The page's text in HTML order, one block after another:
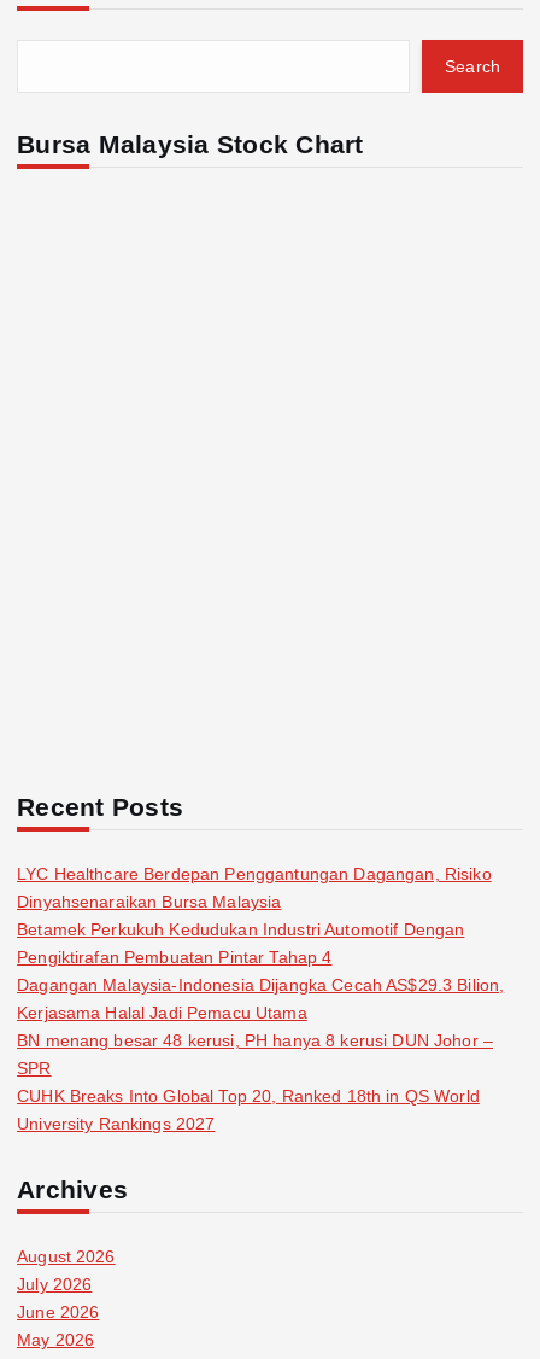
Search
Bursa Malaysia Stock Chart
Recent Posts
LYC Healthcare Berdepan Penggantungan Dagangan, Risiko
Dinyahsenaraikan Bursa Malaysia
Betamek Perkukuh Kedudukan Industri Automotif Dengan
Pengiktirafan Pembuatan Pintar Tahap 4
Dagangan Malaysia-Indonesia Dijangka Cecah AS$29.3 Bilion,
Kerjasama Halal Jadi Pemacu Utama
BN menang besar 48 kerusi, PH hanya 8 kerusi DUN Johor –
SPR
CUHK Breaks Into Global Top 20, Ranked 18th in QS World
University Rankings 2027
Archives
August 2026
July 2026
June 2026
May 2026